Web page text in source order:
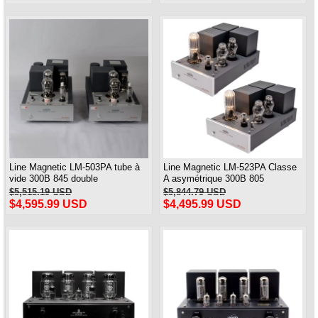
Line Magnetic LM-503PA tube à
vide 300B 845 double
amplificateur de puissance
monobloc classe A asymétrique
24W * 2 paires
$5,515.19 USD
$4,595.99 USD
Line Magnetic LM-523PA Classe
A asymétrique 300B 805
amplificateur de puissance
monobloc une paire
$5,844.79 USD
$4,495.99 USD